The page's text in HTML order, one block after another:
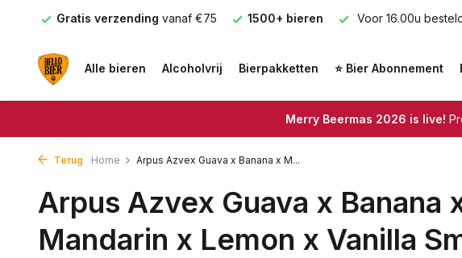
Gratis verzending vanaf €75 1500+ bieren Voor 16.00u
Alle bieren Alcoholvrij Bierpakketten ⭐ Bier Abonnement
Merry Beermas 2026 is live!
Terug Home Arpus Azvex Guava x Banana x M...
Arpus Azvex Guava x Banana
Mandarin x Lemon x Vanilla